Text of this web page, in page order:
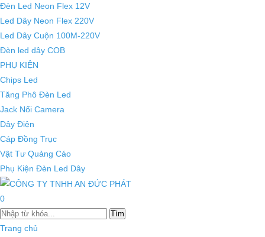
Đèn Led Neon Flex 12V
Led Dây Neon Flex 220V
Led Dây Cuộn 100M-220V
Đèn led dây COB
PHỤ KIỆN
Chips Led
Tăng Phô Đèn Led
Jack Nối Camera
Dây Điện
Cáp Đồng Trục
Vật Tư Quảng Cáo
Phụ Kiện Đèn Led Dây
0
Tìm
Trang chủ